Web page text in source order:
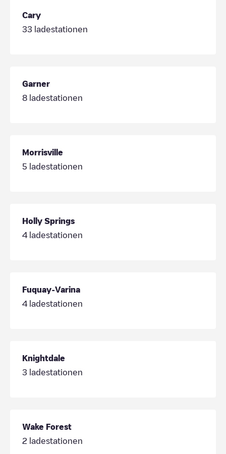
Cary
33 ladestationen
Garner
8 ladestationen
Morrisville
5 ladestationen
Holly Springs
4 ladestationen
Fuquay-Varina
4 ladestationen
Knightdale
3 ladestationen
Wake Forest
2 ladestationen